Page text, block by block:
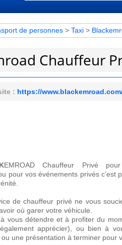
de personnes > Taxi >
Chauffeur
: https://
EMROAD Chauffeur Privé
pour vos événements privés c’est
de chauffeur privé ne vous
où garer votre véhicule.
vous détendre et à profiter du
apprécier), ou bien à
une présentation à terminer pour